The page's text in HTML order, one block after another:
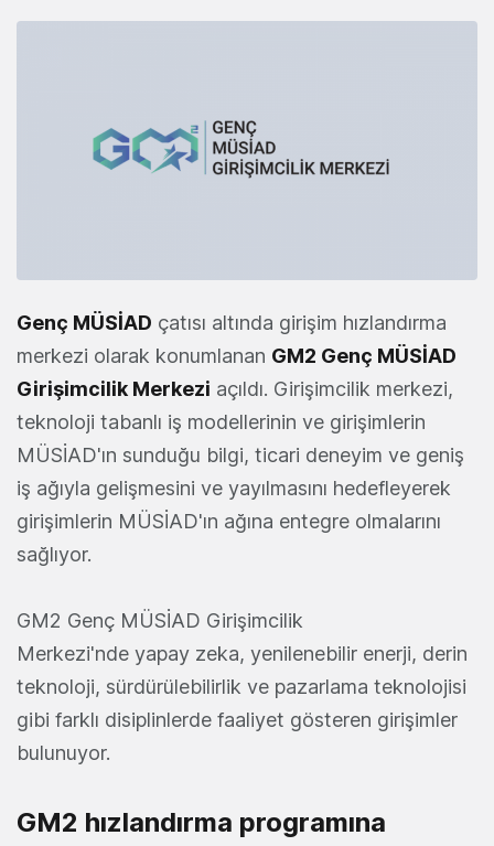
Genç MÜSİAD çatısı altında girişim hızlandırma
merkezi olarak konumlanan GM2 Genç MÜSİAD
Girişimcilik Merkezi açıldı. Girişimcilik merkezi,
teknoloji tabanlı iş modellerinin ve girişimlerin
MÜSİAD'ın sunduğu bilgi, ticari deneyim ve geniş
iş ağıyla gelişmesini ve yayılmasını hedefleyerek
girişimlerin MÜSİAD'ın ağına entegre olmalarını
sağlıyor.
GM2 Genç MÜSİAD Girişimcilik
Merkezi'nde yapay zeka, yenilenebilir enerji, derin
teknoloji, sürdürülebilirlik ve pazarlama teknolojisi
gibi farklı disiplinlerde faaliyet gösteren girişimler
bulunuyor.
GM2 hızlandırma programına